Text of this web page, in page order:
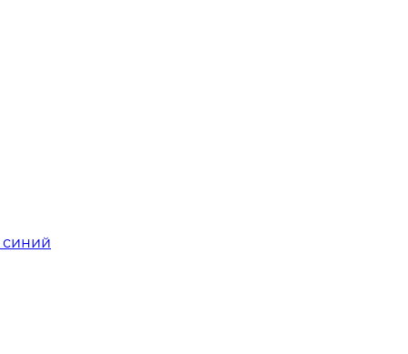
синий